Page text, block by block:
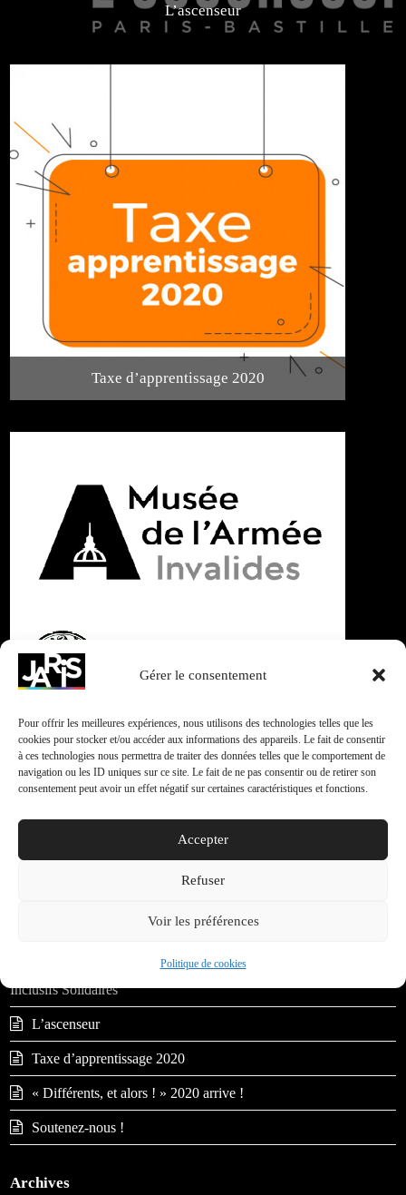
Gérer le consentement
Pour offrir les meilleures expériences, nous utilisons des technologies telles que les
cookies pour stocker et/ou accéder aux informations des appareils. Le fait de consentir
à ces technologies nous permettra de traiter des données telles que le comportement de
navigation ou les ID uniques sur ce site. Le fait de ne pas consentir ou de retirer son
consentement peut avoir un effet négatif sur certaines caractéristiques et fonctions.
Accepter
Refuser
Voir les préférences
Politique de cookies
L’ascenseur
Taxe d’apprentissage 2020
« Différents, et alors ! » 2020 arrive !
C-JARIS – Cinéma-Journalisme Audiovisuel Responsables
Inclusifs Solidaires
L’ascenseur
Taxe d’apprentissage 2020
« Différents, et alors ! » 2020 arrive !
Soutenez-nous !
Archives